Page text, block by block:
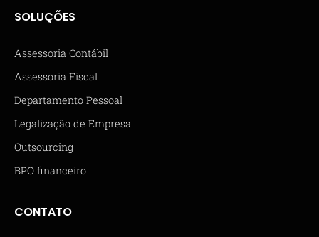
SOLUÇÕES
Assessoria Contábil
Assessoria Fiscal
Departamento Pessoal
Legalização de Empresa
Outsourcing
BPO financeiro
CONTATO